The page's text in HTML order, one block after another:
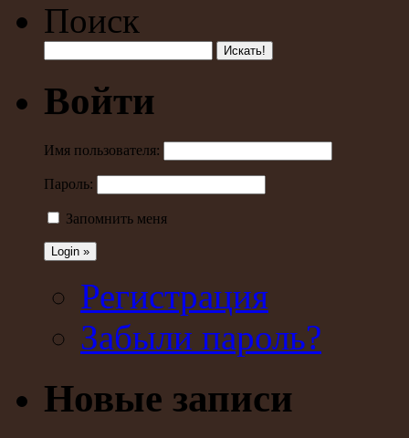
Поиск
Войти
Имя пользователя:
Пароль:
Запомнить меня
Регистрация
Забыли пароль?
Новые записи